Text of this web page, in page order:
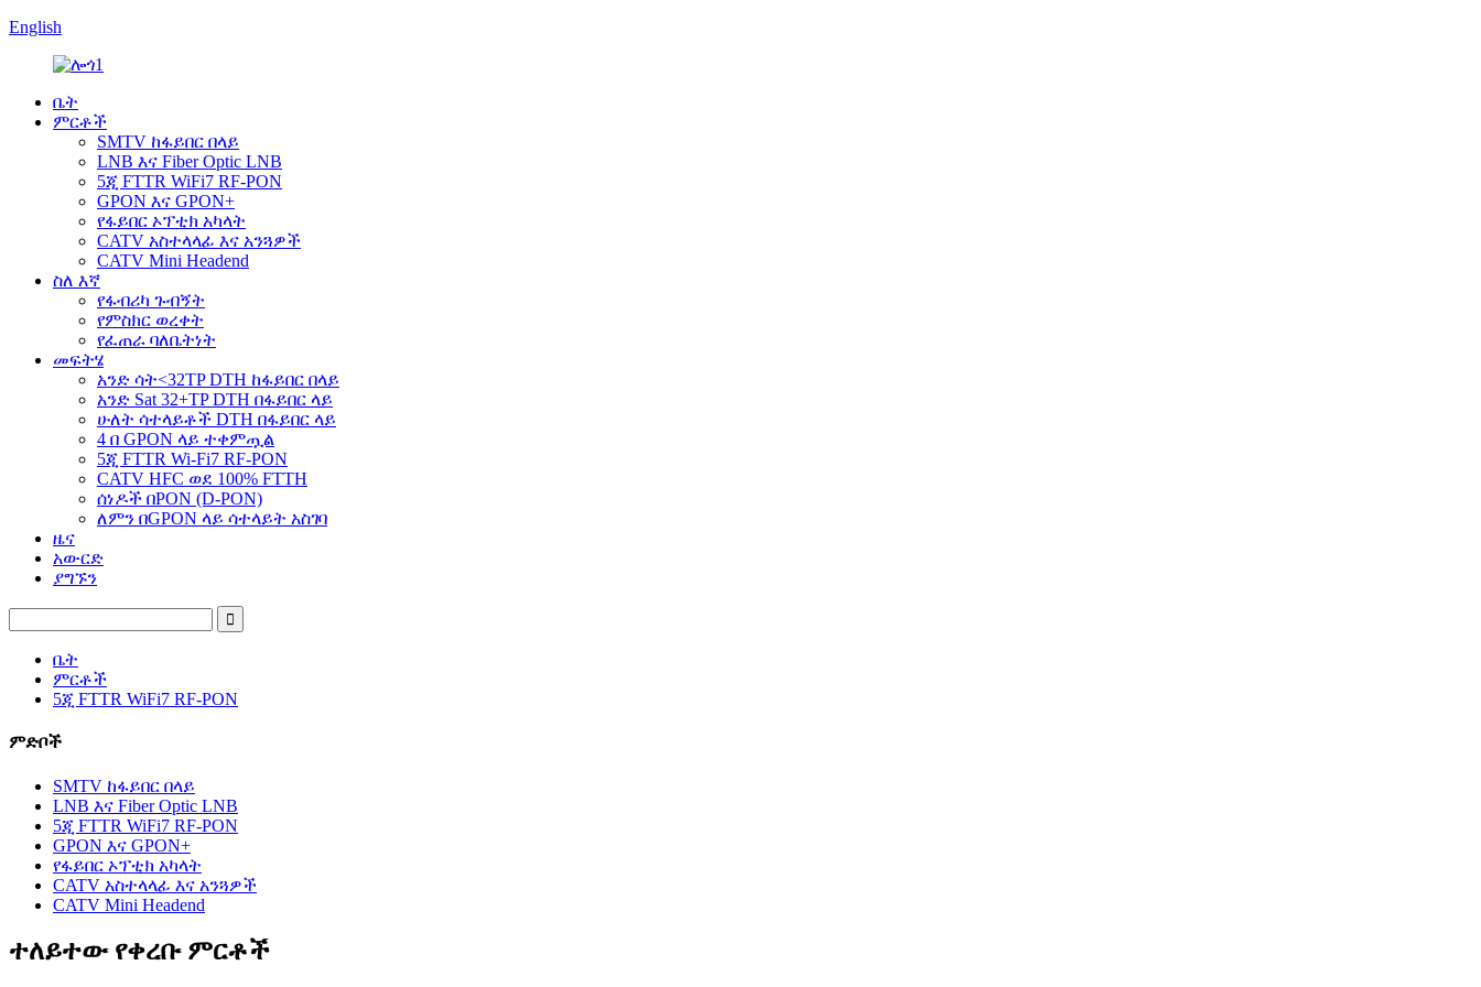
English
ቤት
ምርቶች
SMTV ከፋይበር በላይ
LNB እና Fiber Optic LNB
5ጂ FTTR WiFi7 RF-PON
GPON እና GPON+
የፋይበር ኦፕቲክ አካላት
CATV አስተላላፊ እና አንጓዎች
CATV Mini Headend
ስለ እኛ
የፋብሪካ ጉብኝት
የምስክር ወረቀት
የፈጠራ ባለቤትነት
መፍትሄ
አንድ ሳት<32TP DTH ከፋይበር በላይ
አንድ Sat 32+TP DTH በፋይበር ላይ
ሁለት ሳተላይቶች DTH በፋይበር ላይ
4 በ GPON ላይ ተቀምጧል
5ጂ FTTR Wi-Fi7 RF-PON
CATV HFC ወደ 100% FTTH
ሰነዶች በPON (D-PON)
ለምን በGPON ላይ ሳተላይት አስገባ
ዜና
አውርድ
ያግኙን
ቤት
ምርቶች
5ጂ FTTR WiFi7 RF-PON
ምድቦች
SMTV ከፋይበር በላይ
LNB እና Fiber Optic LNB
5ጂ FTTR WiFi7 RF-PON
GPON እና GPON+
የፋይበር ኦፕቲክ አካላት
CATV አስተላላፊ እና አንጓዎች
CATV Mini Headend
ተለይተው የቀረቡ ምርቶች